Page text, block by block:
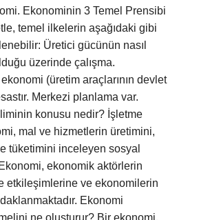
Ekonominin 3 Temel Prensibi
temel ilkelerin aşağıdaki gibi
Üretici gücünün nasıl
üzerinde çalışma.
(üretim araçlarının devlet
Merkezi planlama var.
konusu nedir? İşletme
mal ve hizmetlerin üretimini,
tüketimini inceleyen sosyal
ekonomik aktörlerin
etkileşimlerine ve ekonomilerin
Ekonomi
ne oluşturur? Bir ekonomi,